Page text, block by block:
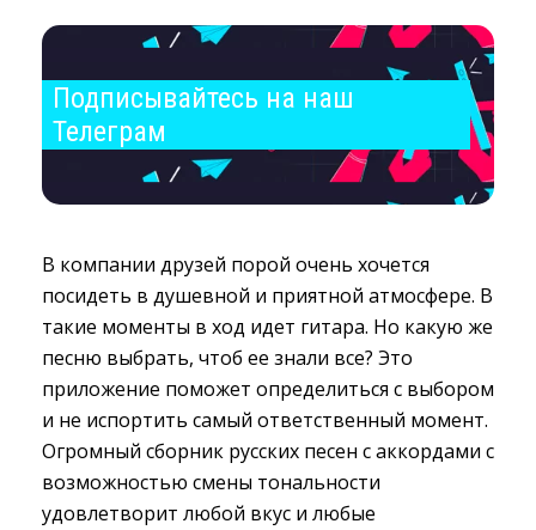
Подписывайтесь на наш
Телеграм
В компании друзей порой очень хочется
посидеть в душевной и приятной атмосфере. В
такие моменты в ход идет гитара. Но какую же
песню выбрать, чтоб ее знали все? Это
приложение поможет определиться с выбором
и не испортить самый ответственный момент.
Огромный сборник русских песен с аккордами с
возможностью смены тональности
удовлетворит любой вкус и любые